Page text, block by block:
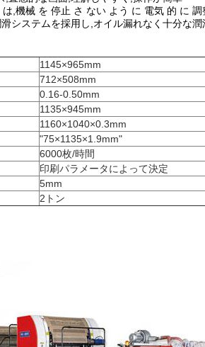
,機械 を 停止 さ ない よう に 電気 的 に
システムを採用し,オイル漏れなく十分な潤
1145×965mm
712×508mm
0.16-0.50mm
1135×945mm
1160×1040×0.3mm
"75×1135×1.9mm"
6000枚/時間
印刷パラメータによって決定
5mm
2トン